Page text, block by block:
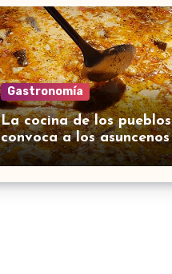
Gastronomía
La cocina de los pueblos
convoca a los asuncenos